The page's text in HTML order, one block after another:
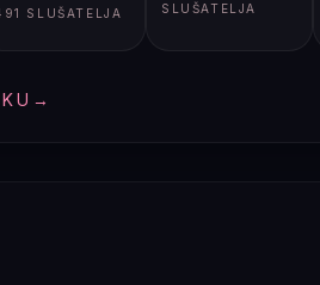
SLUŠATELJA
SLUŠATELJA
→